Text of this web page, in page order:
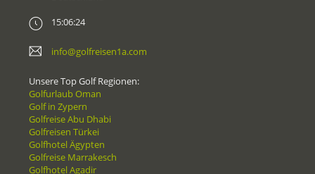
15:06:24
info@golfreisen1a.com
Unsere Top Golf Regionen:
Golfurlaub Oman
Golf in Zypern
Golfreise Abu Dhabi
Golfreisen Türkei
Golfhotel Ägypten
Golfreise Marrakesch
Golfhotel Agadir